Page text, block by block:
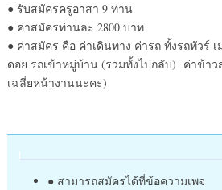
● รับสมัครครูอาสา 9 ท่าน
● ค่าสมัครท่านละ 2800 บาท
● ค่าสมัคร คือ ค่าเดินทาง ค่ารถ ทั้งรถทัวร์
ดอย รถเข้าหมู่บ้าน (รวมทั้งไปกลับ) ค่าข้า
เฉลี่ยหน้างานนะคะ)
● สามารถสมัครได้ที่ข้อความเพจ